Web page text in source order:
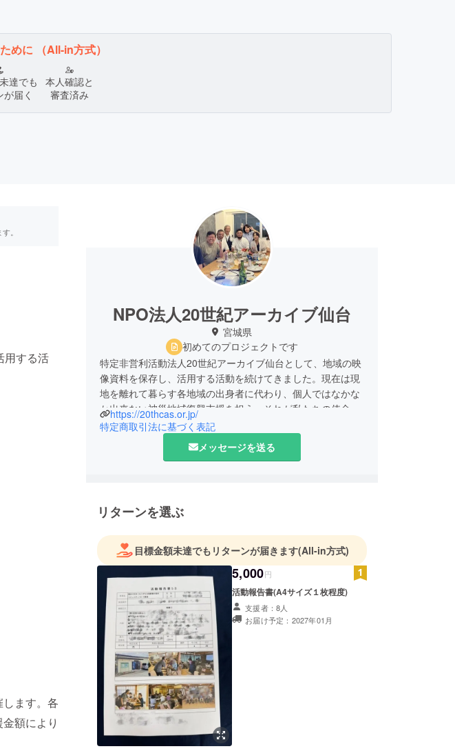
めに （All-in方式）
達でも
が届く
本人確認と
審査済み
。
用する活
ます。各
額により
NPO法人20世紀アーカイブ仙台
宮城県
初めてのプロジェクトです
特定非営利活動法人20世紀アーカイブ仙台として、地域の映
像資料を保存し、活用する活動を続けてきました。現在は現
地を離れて暮らす各地域の出身者に代わり、個人ではなかな
か出来ない被災地域復興支援を担う。それが私たちの使命で
す。
https://20thcas.or.jp/
特定商取引法に基づく表記
メッセージを送る
リターンを選ぶ
目標金額未達でもリターンが届きます(All-in方式)
5,000円
活動報告書(A4サイズ１枚程度)
支援者：8人
お届け予定：2027年01月